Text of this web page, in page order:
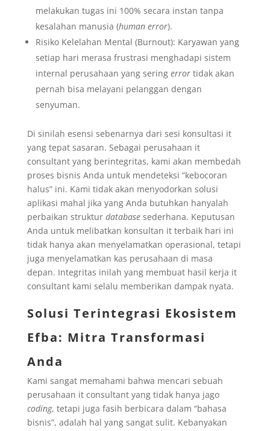
melakukan tugas ini 100% secara instan tanpa
kesalahan manusia (human error).
Risiko Kelelahan Mental (Burnout): Karyawan yang
setiap hari merasa frustrasi menghadapi sistem
internal perusahaan yang sering errortidak akan
pernah bisa melayani pelanggan dengan
senyuman.
Di sinilah esensi sebenarnya dari sesi konsultasi it
yang tepat sasaran. Sebagai perusahaan it
consultant yang berintegritas, kami akan membedah
proses bisnis Anda untuk mendeteksi “kebocoran
halus” ini. Kami tidak akan menyodorkan solusi
aplikasi mahal jika yang Anda butuhkan hanyalah
perbaikan struktur databasesederhana. Keputusan
Anda untuk melibatkan konsultan it terbaik hari ini
tidak hanya akan menyelamatkan operasional, tetapi
juga menyelamatkan kas perusahaan di masa
depan. Integritas inilah yang membuat hasil kerja it
consultant kami selalu memberikan dampak nyata.
Solusi Terintegrasi Ekosistem
Efba: Mitra Transformasi
Anda
Kami sangat memahami bahwa mencari sebuah
perusahaan it consultant yang tidak hanya jago
coding, tetapi juga fasih berbicara dalam “bahasa
bisnis”, adalah hal yang sangat sulit. Kebanyakan